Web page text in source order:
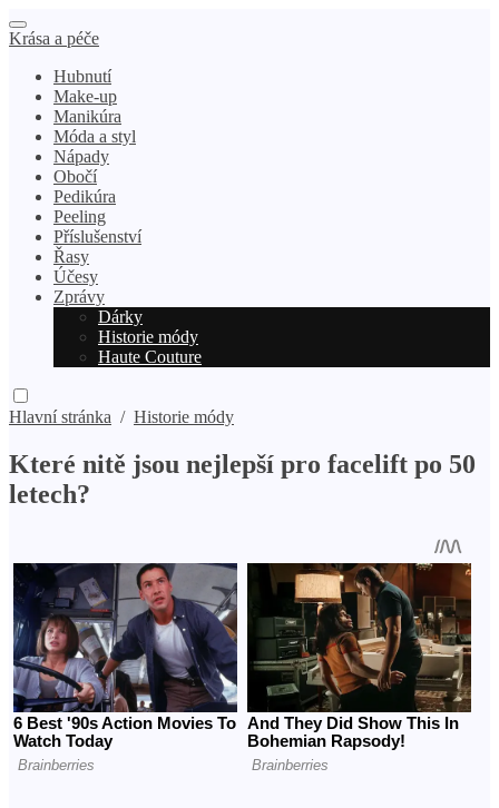
Krása a péče
Hubnutí
Make-up
Manikúra
Móda a styl
Nápady
Obočí
Pedikúra
Peeling
Příslušenství
Řasy
Účesy
Zprávy
Dárky
Historie módy
Haute Couture
Hlavní stránka / Historie módy
Které nitě jsou nejlepší pro facelift po 50
letech?